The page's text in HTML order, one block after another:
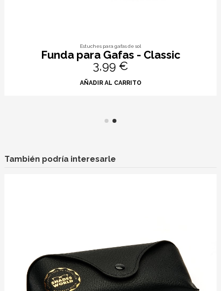
Estuches para gafas de sol
Funda para Gafas - Classic
3,99 €
AÑADIR AL CARRITO
También podría interesarle